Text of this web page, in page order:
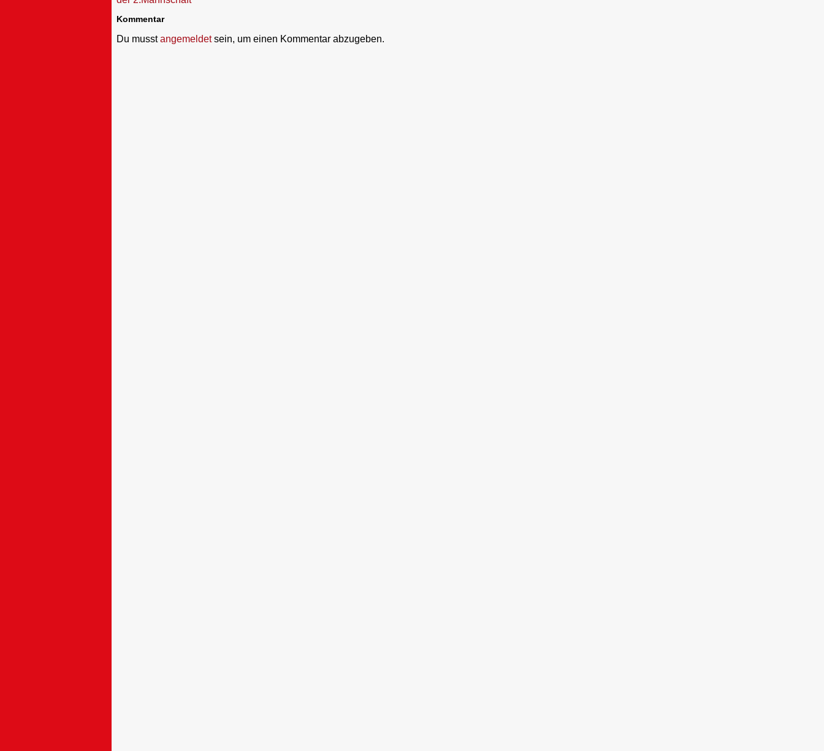
Kommentar
Du musstangemeldetsein, um einen Kommentar abzugeben.